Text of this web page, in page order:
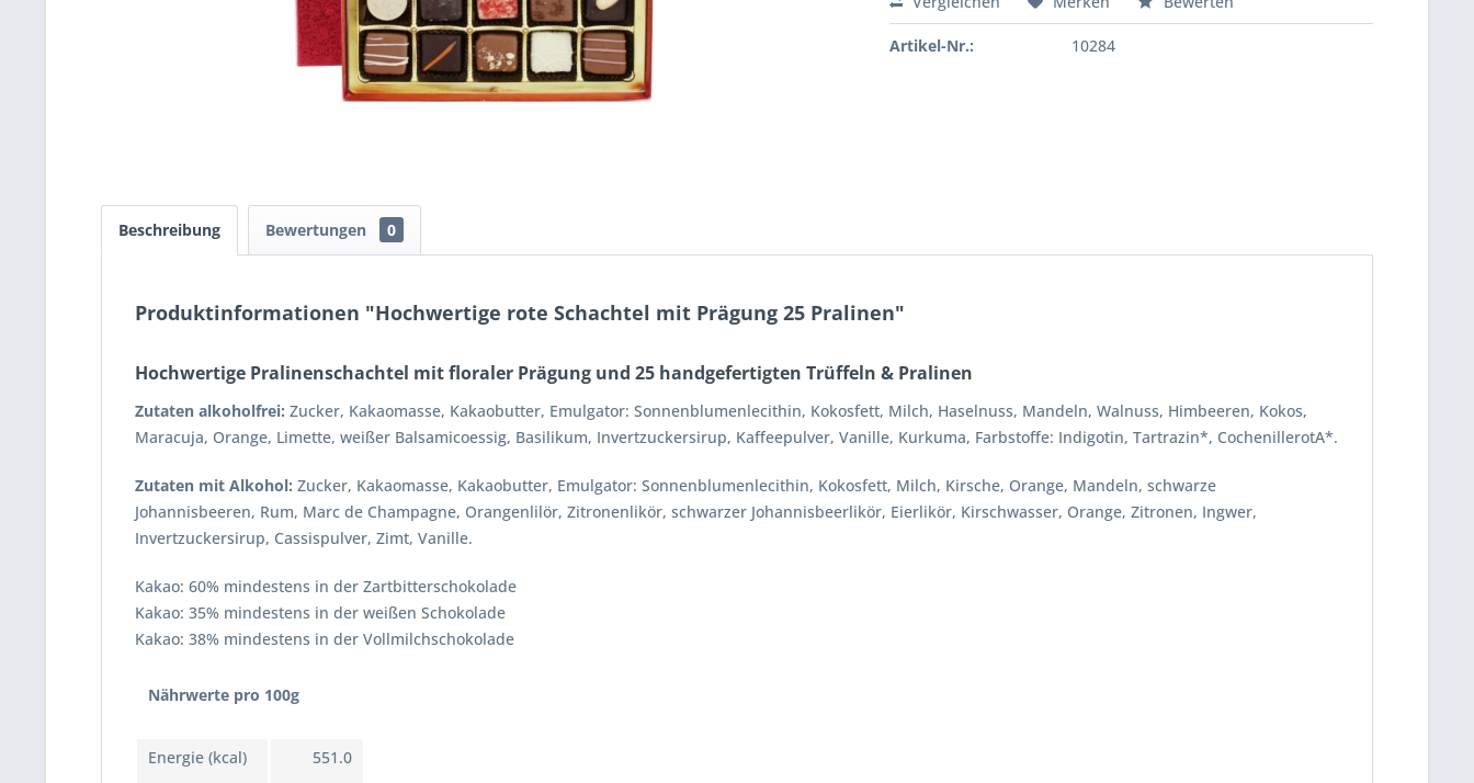
Artikel-Nr.: 10284
Beschreibung Bewertungen 0
Produktinformationen "Hochwertige rote Schachtel mit Prägung 25 Pralinen"
Hochwertige Pralinenschachtel mit floraler Prägung und 25 handgefertigten Trüffeln & Pralinen
Zutaten alkoholfrei: Zucker, Kakaomasse, Kakaobutter, Emulgator: Sonnenblumenlecithin, Kokosfett, Milch, Haselnuss, Mandeln, Walnuss, Himbeeren, Kokos,
Maracuja, Orange, Limette, weißer Balsamicoessig, Basilikum, Invertzuckersirup, Kaffeepulver, Vanille, Kurkuma, Farbstoffe: Indigotin, Tartrazin*, CochenillerotA*.
Zutaten mit Alkohol: Zucker, Kakaomasse, Kakaobutter, Emulgator: Sonnenblumenlecithin, Kokosfett, Milch, Kirsche, Orange, Mandeln, schwarze
Johannisbeeren, Rum, Marc de Champagne, Orangenlilör, Zitronenlikör, schwarzer Johannisbeerlikör, Eierlikör, Kirschwasser, Orange, Zitronen, Ingwer,
Invertzuckersirup, Cassispulver, Zimt, Vanille.
Kakao: 60% mindestens in der Zartbitterschokolade
Kakao: 35% mindestens in der weißen Schokolade
Kakao: 38% mindestens in der Vollmilchschokolade
Nährwerte pro 100g
Energie (kcal) 551.0